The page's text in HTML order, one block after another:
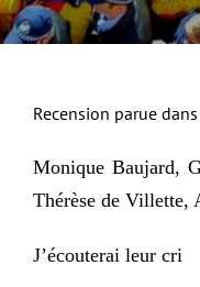
Recension parue
Monique Baujard,
Thérèse de Villette,
J’écouterai leur cri